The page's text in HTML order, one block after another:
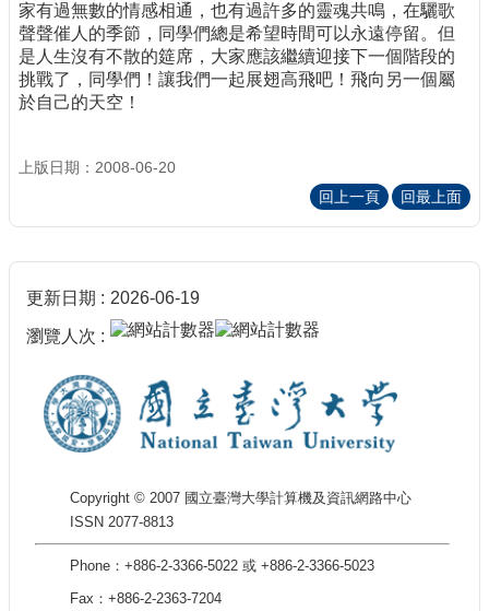
家有過無數的情感相通，也有過許多的靈魂共鳴，在驪歌
聲聲催人的季節，同學們總是希望時間可以永遠停留。但
是人生沒有不散的筵席，大家應該繼續迎接下一個階段的
挑戰了，同學們！讓我們一起展翅高飛吧！飛向另一個屬
於自己的天空！
上版日期：2008-06-20
回上一頁
回最上面
更新日期 2026-06-19
瀏覽人次
Copyright © 2007 國立臺灣大學計算機及資訊網路中心
ISSN 2077-8813
Phone：+886-2-3366-5022 或 +886-2-3366-5023
Fax：+886-2-2363-7204